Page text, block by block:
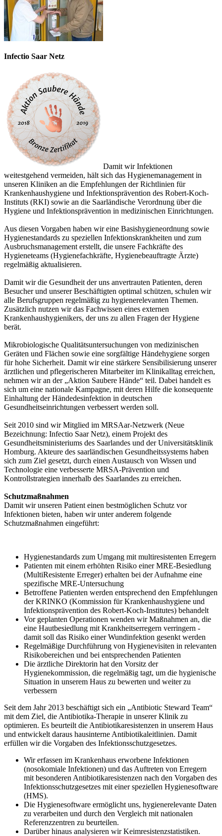
Infectio Saar Netz
Damit wir Infektionen
weitestgehend vermeiden, hält sich das Hygienemanagement in
unseren Kliniken an die Empfehlungen der Richtlinien für
Krankenhaushygiene und Infektionsprävention des Robert-Koch-
Instituts (RKI) sowie an die Saarländische Verordnung über die
Hygiene und Infektionsprävention in medizinischen Einrichtungen.
Aus diesen Vorgaben haben wir eine Basishygieneordnung sowie
Hygienestandards zu speziellen Infektionskrankheiten und zum
Ausbruchsmanagement erstellt, die unsere Fachkräfte des
Hygieneteams (Hygienefachkräfte, Hygienebeauftragte Ärzte)
regelmäßig aktualisieren.
Damit wir die Gesundheit der uns anvertrauten Patienten, deren
Besucher und unserer Beschäftigten optimal schützen, schulen wir
alle Berufsgruppen regelmäßig zu hygienerelevanten Themen.
Zusätzlich nutzen wir das Fachwissen eines externen
Krankenhaushygienikers, der uns zu allen Fragen der Hygiene
berät.
Mikrobiologische Qualitätsuntersuchungen von medizinischen
Geräten und Flächen sowie eine sorgfältige Händehygiene sorgen
für hohe Sicherheit. Damit wir eine stärkere Sensibilisierung unserer
ärztlichen und pflegerischeren Mitarbeiter im Klinikalltag erreichen,
nehmen wir an der „Aktion Saubere Hände“ teil. Dabei handelt es
sich um eine nationale Kampagne, mit deren Hilfe die konsequente
Einhaltung der Händedesinfektion in deutschen
Gesundheitseinrichtungen verbessert werden soll.
Seit 2010 sind wir Mitglied im MRSAar-Netzwerk (Neue
Bezeichnung: Infectio Saar Netz), einem Projekt des
Gesundheitsministeriums des Saarlandes und der Universitätsklinik
Homburg. Akteure des saarländischen Gesundheitssystems haben
sich zum Ziel gesetzt, durch einen Austausch von Wissen und
Technologie eine verbesserte MRSA-Prävention und
Kontrollstrategien innerhalb des Saarlandes zu erreichen.
Schutzmaßnahmen
Damit wir unseren Patient einen bestmöglichen Schutz vor
Infektionen bieten, haben wir unter anderem folgende
Schutzmaßnahmen eingeführt:
Hygienestandards zum Umgang mit multiresistenten Erregern
Patienten mit einem erhöhten Risiko einer MRE-Besiedlung
(MultiResistente Erreger) erhalten bei der Aufnahme eine
spezifische MRE-Untersuchung
Betroffene Patienten werden entsprechend den Empfehlungen
der KRINKO (Kommission für Krankenhaushygiene und
Infektionsprävention des Robert-Koch-Institutes) behandelt
Vor geplanten Operationen wenden wir Maßnahmen an, die
eine Hautbesiedlung mit Krankheitserregern verringern -
damit soll das Risiko einer Wundinfektion gesenkt werden
Regelmäßige Durchführung von Hygienevisiten in relevanten
Risikobereichen und bei entsprechenden Patienten
Die ärztliche Direktorin hat den Vorsitz der
Hygienekommission, die regelmäßig tagt, um die hygienische
Situation in unserem Haus zu bewerten und weiter zu
verbessern
Seit dem Jahr 2013 beschäftigt sich ein „Antibiotic Steward Team“
mit dem Ziel, die Antibiotika-Therapie in unserer Klinik zu
optimieren. Es beurteilt die Antibiotikaresistenzen in unserem Haus
und entwickelt daraus hausinterne Antibiotikaleitlinien. Damit
erfüllen wir die Vorgaben des Infektionsschutzgesetzes.
Wir erfassen im Krankenhaus erworbene Infektionen
(nosokomiale Infektionen) und das Auftreten von Erregern
mit besonderen Antibiotikaresistenzen nach den Vorgaben des
Infektionsschutzgesetzes mit einer speziellen Hygienesoftware
(HMS).
Die Hygienesoftware ermöglicht uns, hygienerelevante Daten
zu verarbeiten und durch den Vergleich mit nationalen
Referenzzentren zu beurteilen.
Darüber hinaus analysieren wir Keimresistenzstatistiken.